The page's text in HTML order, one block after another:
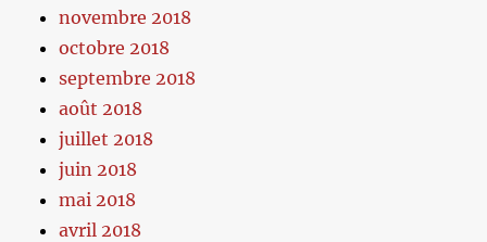
novembre 2018
octobre 2018
septembre 2018
août 2018
juillet 2018
juin 2018
mai 2018
avril 2018